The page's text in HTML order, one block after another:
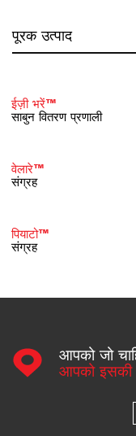
पूरक उत्पाद
ईज़ी भरें™
साबुन वितरण प्रणाली
वेलारे™
संग्रह
पियाटो™
संग्रह
आपको जो
आपको